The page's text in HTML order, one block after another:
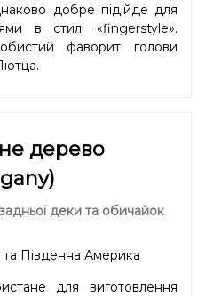
добре підійде для
в стилі «fingerstyle».
фаворит голови
дерево
деки та обичайок
Південна Америка
для виготовлення